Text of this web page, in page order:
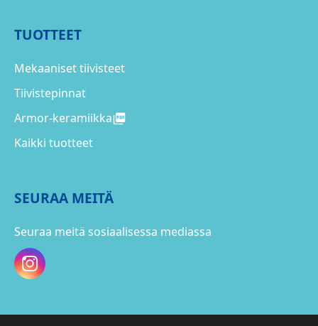
TUOTTEET
Mekaaniset tiivisteet
Tiivistepinnat
Armor-keramiikka
Kaikki tuotteet
SEURAA MEITÄ
Seuraa meitä sosiaalisessa mediassa